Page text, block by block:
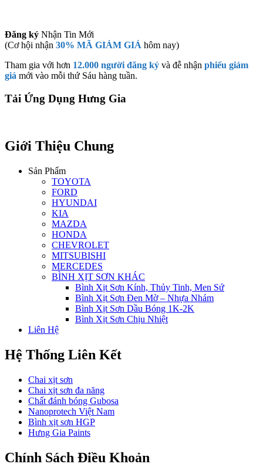
Đăng ký Nhận Tin Mới
(Cơ hội nhận 30% MÃ GIẢM GIÁ hôm nay)
Tham gia với hơn 12.000 người đăng ký và đễ nhận phiếu giảm
giá mới vào mỗi thứ Sáu hàng tuần.
Tải Ứng Dụng Hưng Gia
Giới Thiệu Chung
Sản Phẩm
TOYOTA
FORD
HYUNDAI
KIA
MAZDA
HONDA
CHEVROLET
MITSUBISHI
MERCEDES
BÌNH XỊT SƠN KHÁC
Bình Xịt Sơn Kính, Thủy Tinh, Men Sứ
Bình Xịt Sơn Đen Mờ – Nhựa Nhám
Bình Xịt Sơn Dầu Bóng 1K-2K
Bình Xịt Sơn Chịu Nhiệt
Liên Hệ
Hệ Thống Liên Kết
Chai xịt sơn
Chai xịt sơn đa năng
Chất đánh bóng Gubosa
Nanoprotech Việt Nam
Bình xịt sơn HGP
Hưng Gia Paints
Chính Sách Điều Khoản